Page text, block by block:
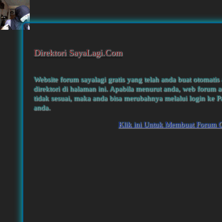
Direktori SayaLagi.Com
Website forum sayalagi gratis yang telah anda buat
direktori di halaman ini. Apabila menurut anda, web forum
tidak sesuai, maka anda bisa merubahnya melalui login ke
anda.
Klik ini Untuk Membuat Forum